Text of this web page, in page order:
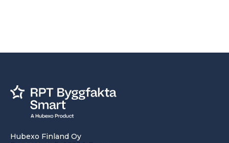
Hubexo Finland Oy